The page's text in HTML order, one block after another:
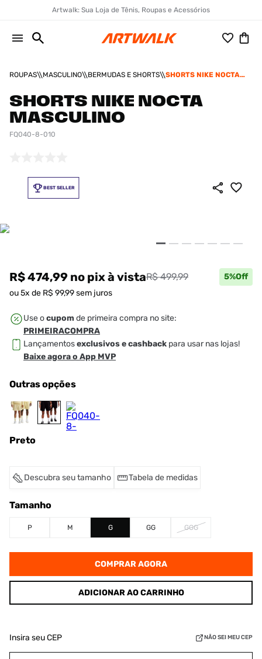
Artwalk: Sua Loja de Tênis, Roupas e Acessórios
ROUPAS MASCULINO BERMUDAS E SHORTS
SHORTS NIKE NOCTA
SHORTS NIKE NOCTA
MASCULINO
FQ040-8-010
BEST SELLER
R$ 474,99 no pixà vistaR$ 499,99 5%Off
ou5x de R$ 99,99sem juros
Use ocupom de primeira compra no site:
PRIMEIRACOMPRA
Lançamentosexclusivos e cashback para usar nas lojas!
Baixe agora o App MVP
Outras opções
Preto
Descubra seu tamanho Tabela de medidas
Tamanho
P M G GG GGG
COMPRAR AGORA
ADICIONAR AO CARRINHO
Insira seu CEP NÃO SEI MEU CEP